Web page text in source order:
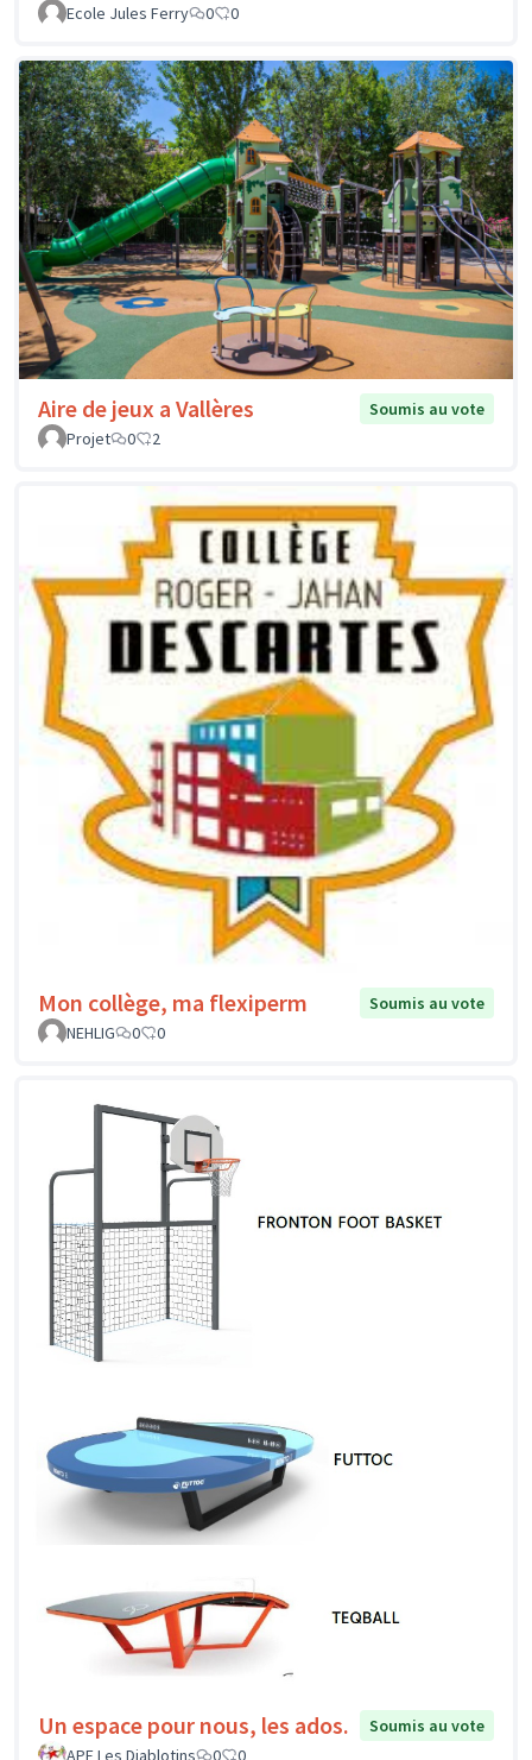
Ecole Jules Ferry
0 0
Aire de jeux a Vallères
Soumis au vote
Projet
0 2
Mon collège, ma flexiperm
Soumis au vote
NEHLIG
0 0
Un espace pour nous, les ados.
Soumis au vote